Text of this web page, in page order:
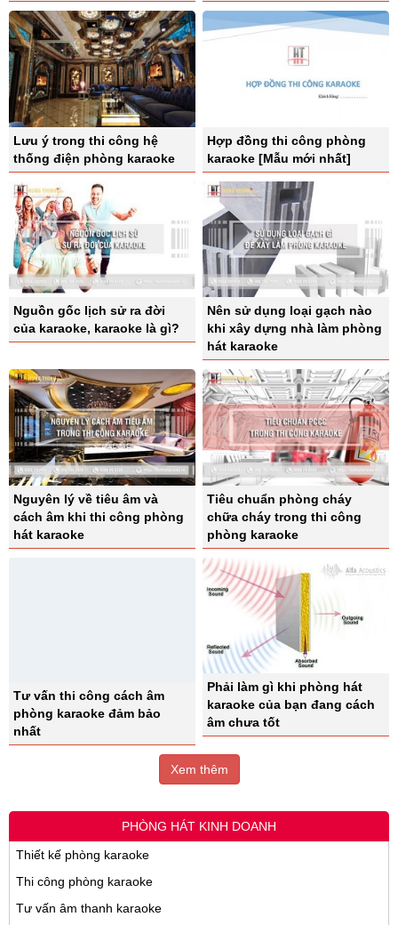
Lưu ý trong thi công hệ
thống điện phòng karaoke
Hợp đồng thi công phòng
karaoke [Mẫu mới nhất]
Nguồn gốc lịch sử ra đời
của karaoke, karaoke là gì?
Nên sử dụng loại gạch nào
khi xây dựng nhà làm phòng
hát karaoke
Nguyên lý về tiêu âm và
cách âm khi thi công phòng
hát karaoke
Tiêu chuẩn phòng cháy
chữa cháy trong thi công
phòng karaoke
Tư vấn thi công cách âm
phòng karaoke đảm bảo
nhất
Phải làm gì khi phòng hát
karaoke của bạn đang cách
âm chưa tốt
Xem thêm
PHÒNG HÁT KINH DOANH
Thiết kế phòng karaoke
Thi công phòng karaoke
Tư vấn âm thanh karaoke